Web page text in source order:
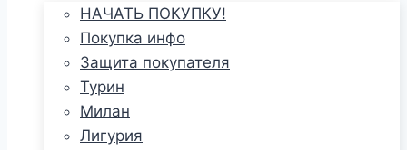
НАЧАТЬ ПОКУПКУ!
Покупка инфо
Защита покупателя
Турин
Милан
Лигурия